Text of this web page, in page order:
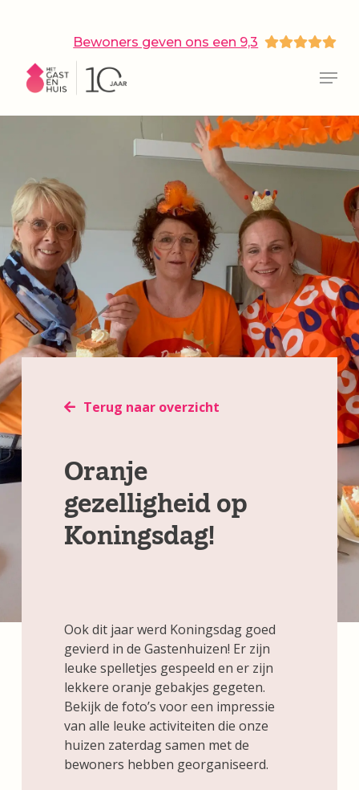
Bewoners geven ons een 9,3
Menu
Terug naar overzicht
Oranje
gezelligheid op
Koningsdag!
Ook dit jaar werd Koningsdag goed
gevierd in de Gastenhuizen! Er zijn
leuke spelletjes gespeeld en er zijn
lekkere oranje gebakjes gegeten.
Bekijk de foto’s voor een impressie
van alle leuke activiteiten die onze
huizen zaterdag samen met de
bewoners hebben georganiseerd.
Close